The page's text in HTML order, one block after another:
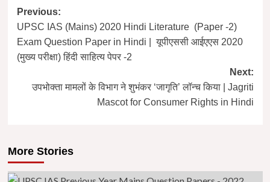
Post
navigation
Previous:
UPSC IAS (Mains) 2020 Hindi Literature (Paper -2)
Exam Question Paper in Hindi | यूपीएससी आईएएस 2020
(मुख्य परीक्षा) हिंदी साहित्य पेपर -2
Next:
उपभोक्ता मामलों के विभाग ने शुभंकर ‘जागृति’ लॉन्च किया | Jagriti
Mascot for Consumer Rights in Hindi
More Stories